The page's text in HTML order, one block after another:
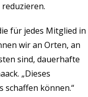
für jedes Mitglied in
wir an Orten, an
sind, dauerhafte
„Dieses
schaffen können.“